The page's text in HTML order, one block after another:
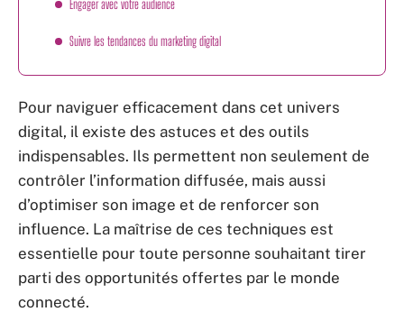
Engager avec votre audience
Suivre les tendances du marketing digital
Pour naviguer efficacement dans cet univers
digital, il existe des astuces et des outils
indispensables. Ils permettent non seulement de
contrôler l’information diffusée, mais aussi
d’optimiser son image et de renforcer son
influence. La maîtrise de ces techniques est
essentielle pour toute personne souhaitant tirer
parti des opportunités offertes par le monde
connecté.